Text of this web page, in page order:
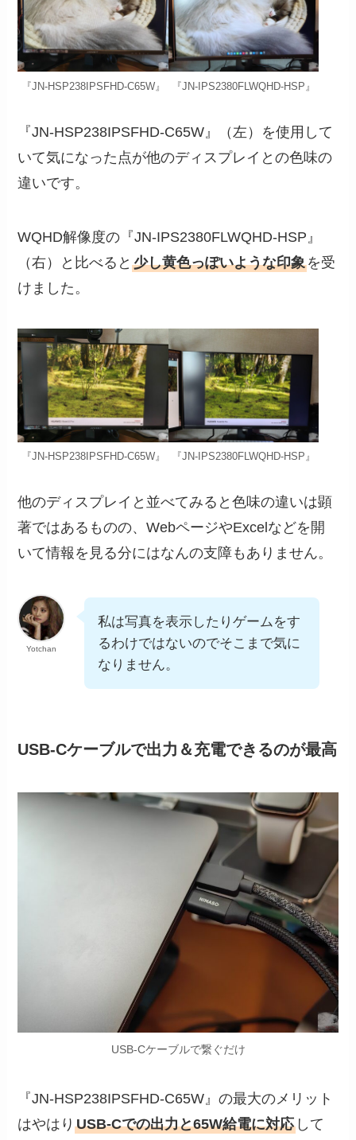
『JN-HSP238IPSFHD-C65W』 『JN-IPS2380FLWQHD-HSP』
『JN-HSP238IPSFHD-C65W』（左）を使用して
いて気になった点が他のディスプレイとの色味の
違いです。
WQHD解像度の『JN-IPS2380FLWQHD-HSP』
（右）と比べると少し黄色っぽいような印象を受
けました。
『JN-HSP238IPSFHD-C65W』 『JN-IPS2380FLWQHD-HSP』
他のディスプレイと並べてみると色味の違いは顕
著ではあるものの、WebページやExcelなどを開
いて情報を見る分にはなんの支障もありません。
Yotchan
私は写真を表示したりゲームをす
るわけではないのでそこまで気に
なりません。
USB-Cケーブルで出力＆充電できるのが最高
USB-Cケーブルで繋ぐだけ
『JN-HSP238IPSFHD-C65W』の最大のメリット
はやはりUSB-Cでの出力と65W給電に対応 して